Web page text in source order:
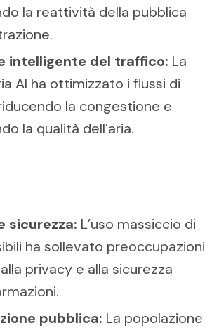
la reattività della pubblica
intelligente del traffico: La
AI ha ottimizzato i flussi di
la congestione e
la qualità dell’aria.
sicurezza: L’uso massiccio di
ha sollevato preoccupazioni
privacy e alla sicurezza
pubblica: La popolazione